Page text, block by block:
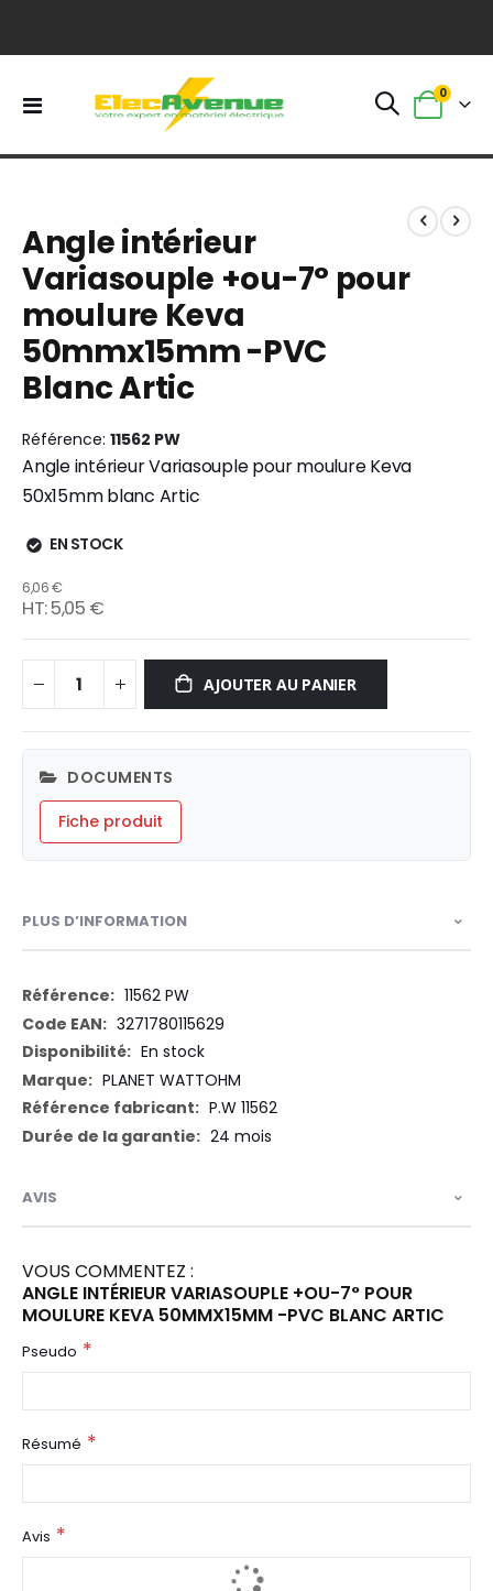
Basculer
Panier
0
the
end
of
the
images
gallery
the
beginning
of
the
images
gallery
Angle intérieur
Variasouple +ou-7° pour
moulure Keva
50mmx15mm -PVC
Blanc Artic
Référence 11562 PW
Angle intérieur Variasouple pour moulure Keva
50x15mm blanc Artic
EN STOCK
6,06 €
5,05 €
AJOUTER AU PANIER
DOCUMENTS
Fiche produit
PLUS D’INFORMATION
Plus
d’information
11562 PW
3271780115629
En stock
PLANET WATTOHM
P.W 11562
24 mois
AVIS
VOUS COMMENTEZ :
ANGLE INTÉRIEUR VARIASOUPLE +OU-7° POUR
MOULURE KEVA 50MMX15MM -PVC BLANC ARTIC
Pseudo
Résumé
Avis